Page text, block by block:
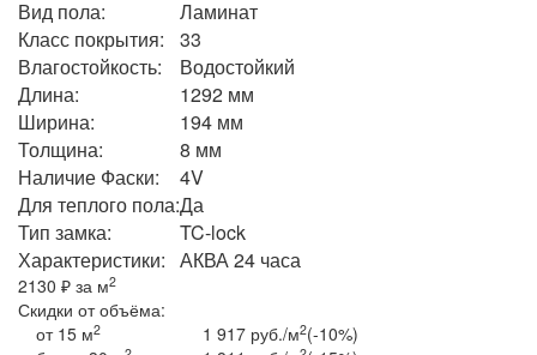
Вид пола:
Ламинат
Класс покрытия:
33
Влагостойкость:
Водостойкий
Длина:
1292 мм
Ширина:
194 мм
Толщина:
8 мм
Наличие Фаски:
4V
Для теплого пола:Да
Тип замка:
TC-lock
Характеристики: АКВА 24 часа
2130 ₽ за м2
Скидки от объёма:
от 15 м2 1 917 руб./м2(-10%)